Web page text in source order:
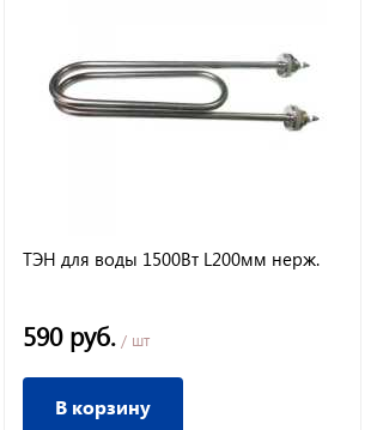
ТЭН для воды 1500Вт L200мм нерж.
590 руб. / шт
В корзину